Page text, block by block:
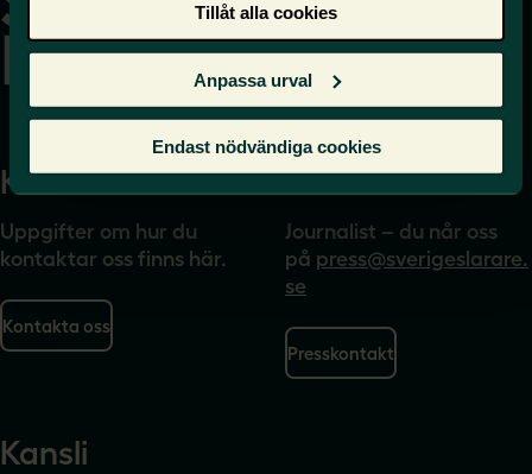
Tillåt alla cookies
Anpassa urval
Endast nödvändiga cookies
Kontakta
Uppgifter om hur du
kontaktar oss finns här.
Kontakta oss
Press
Journalist – du når oss
på press@sverigeslarare.
se
Presskontakt
Kansli